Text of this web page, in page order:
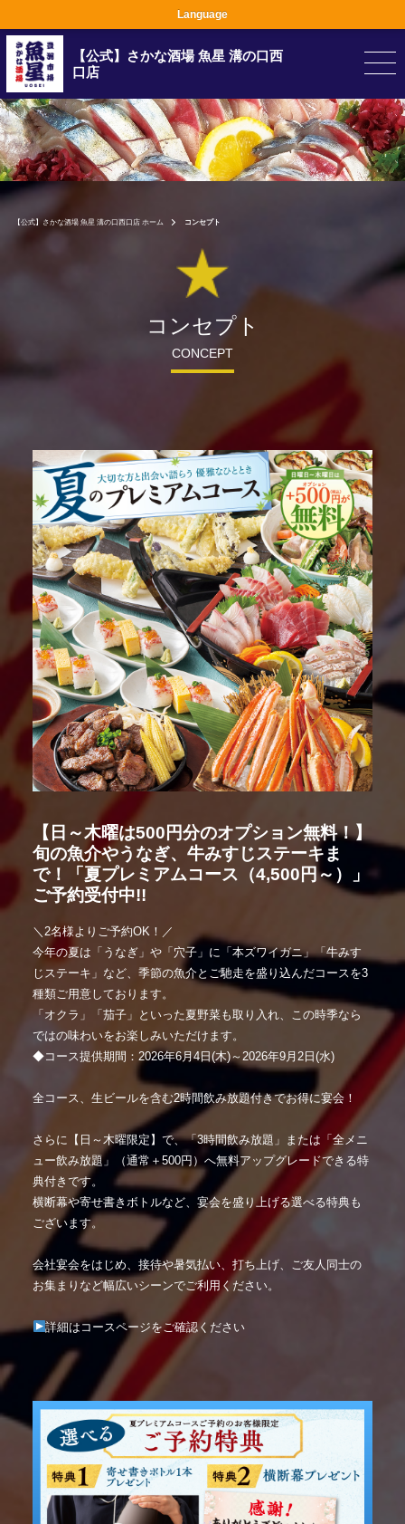
【公式】さかな酒場 魚星 溝の口西
口店
【公式】さかな酒場 魚星 溝の口西口店 ホーム コンセプト
コンセプト
CONCEPT
【日～木曜は500円分のオプション無料！】
旬の魚介やうなぎ、牛みすじステーキま
で！「夏プレミアムコース（4,500円～）」
ご予約受付中!!
＼2名様よりご予約OK！／
今年の夏は「うなぎ」や「穴子」に「本ズワイガニ」「牛みす
じステーキ」など、季節の魚介とご馳走を盛り込んだコースを3
種類ご用意しております。
「オクラ」「茄子」といった夏野菜も取り入れ、この時季なら
ではの味わいをお楽しみいただけます。
◆コース提供期間：2026年6月4日(木)～2026年9月2日(水)
全コース、生ビールを含む2時間飲み放題付きでお得に宴会！
さらに【日～木曜限定】で、「3時間飲み放題」または「全メニ
ュー飲み放題」（通常＋500円）へ無料アップグレードできる特
典付きです。
横断幕や寄せ書きボトルなど、宴会を盛り上げる選べる特典も
ございます。
会社宴会をはじめ、接待や暑気払い、打ち上げ、ご友人同士の
お集まりなど幅広いシーンでご利用ください。
詳細はコースページをご確認ください
Language